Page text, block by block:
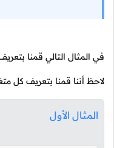
في المثال التالي قمنا
لاحظ أننا قمنا بتعريف كل
المثال الأول